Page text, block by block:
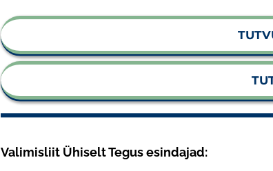
Valimisliit Ühiselt Tegus esindajad: